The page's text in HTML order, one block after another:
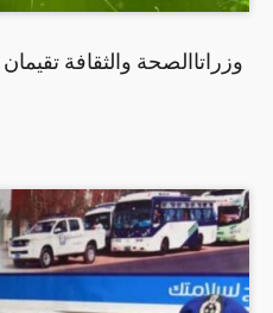
وزراتاالصحة والثقافة